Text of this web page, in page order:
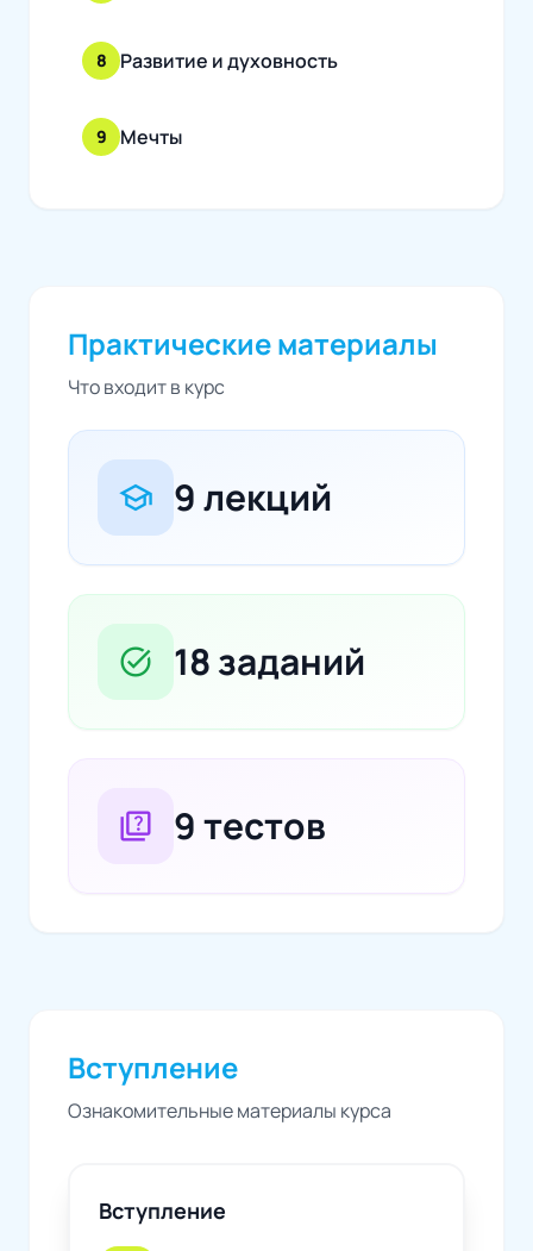
8 Развитие и духовность
9 Мечты
Практические материалы
Что входит в курс
school 9 лекций
task_alt 18 заданий
quiz 9 тестов
Вступление
Ознакомительные материалы курса
Вступление